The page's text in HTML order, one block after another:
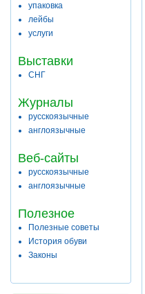
упаковка
лейбы
услуги
Выставки
СНГ
Журналы
русскоязычные
англоязычные
Веб-сайты
русскоязычные
англоязычные
Полезное
Полезные советы
История обуви
Законы